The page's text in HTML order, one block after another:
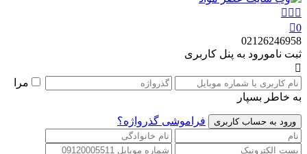
0
02126246958
ثبت نامورود به پنل کاربری
مرا
به خاطر بسپار
فراموشی گذرواژه؟